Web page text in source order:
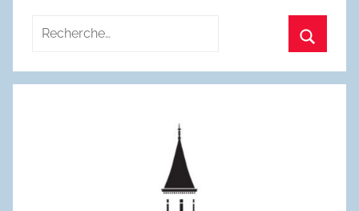
Recherche
: